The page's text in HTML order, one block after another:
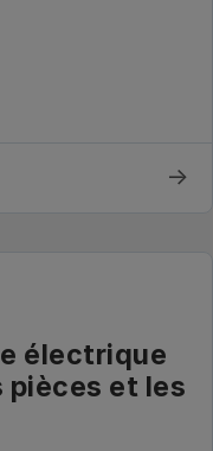
→
électrique
pièces et les